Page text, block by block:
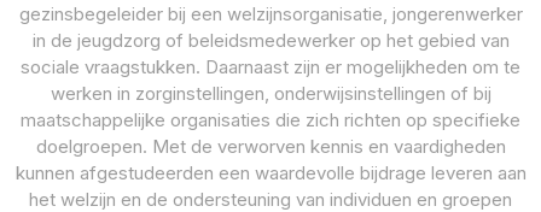
gezinsbegeleider bij een welzijnsorganisatie, jongerenwerker
in de jeugdzorg of beleidsmedewerker op het gebied van
sociale vraagstukken. Daarnaast zijn er mogelijkheden om te
werken in zorginstellingen, onderwijsinstellingen of bij
maatschappelijke organisaties die zich richten op specifieke
doelgroepen. Met de verworven kennis en vaardigheden
kunnen afgestudeerden een waardevolle bijdrage leveren aan
het welzijn en de ondersteuning van individuen en groepen